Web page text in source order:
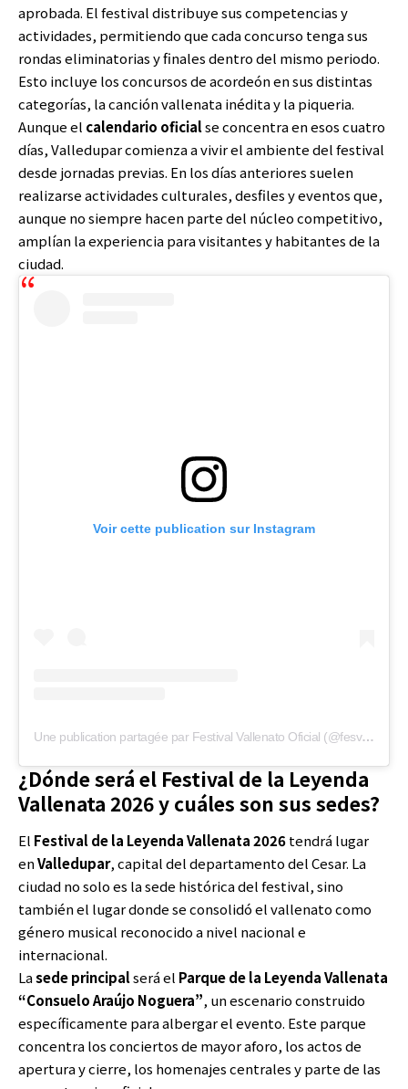
aprobada. El festival distribuye sus competencias y
actividades, permitiendo que cada concurso tenga sus
rondas eliminatorias y finales dentro del mismo periodo.
Esto incluye los concursos de acordeón en sus distintas
categorías, la canción vallenata inédita y la piqueria.
Aunque el calendario oficialse concentra en esos cuatro
días, Valledupar comienza a vivir el ambiente del festival
desde jornadas previas. En los días anteriores suelen
realizarse actividades culturales, desfiles y eventos que,
aunque no siempre hacen parte del núcleo competitivo,
amplían la experiencia para visitantes y habitantes de la
ciudad.
Voir cette publication sur Instagram
Une publication partagée par Festival Vallenato Oficial (@fesvallenato)
¿Dónde será el Festival de la Leyenda
Vallenata 2026 y cuáles son sus sedes?
El Festival de la Leyenda Vallenata 2026tendrá lugar
enValledupar, capital del departamento del Cesar. La
ciudad no solo es la sede histórica del festival, sino
también el lugar donde se consolidó el vallenato como
género musical reconocido a nivel nacional e
internacional.
Lasede principalserá el Parque de la Leyenda Vallenata
“Consuelo Araújo Noguera”, un escenario construido
específicamente para albergar el evento. Este parque
concentra los conciertos de mayor aforo, los actos de
apertura y cierre, los homenajes centrales y parte de las